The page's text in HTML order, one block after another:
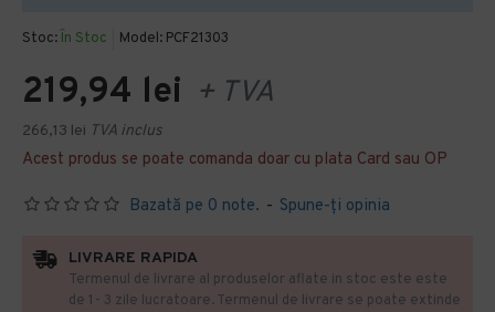
Stoc: În Stoc Model: PCF21303
Bazată pe 0 note. - Spune-ţi opinia
219,94 lei + TVA
266,13 lei TVA inclus
Acest produs se poate comanda doar cu plata Card sau OP
LIVRARE RAPIDA
Termenul de livrare al produselor aflate in stoc este este
de 1- 3 zile lucratoare. Termenul de livrare se poate extinde